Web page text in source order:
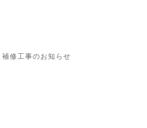
修工事のお知らせ